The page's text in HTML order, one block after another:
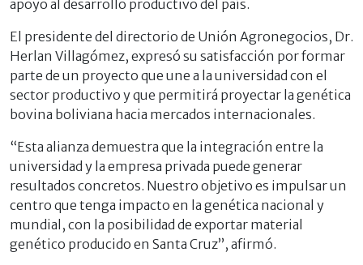
apoyo al desarrollo productivo del país.
El presidente del directorio de Unión Agronegocios, Dr.
Herlan Villagómez, expresó su satisfacción por formar
parte de un proyecto que une a la universidad con el
sector productivo y que permitirá proyectar la genética
bovina boliviana hacia mercados internacionales.
“Esta alianza demuestra que la integración entre la
universidad y la empresa privada puede generar
resultados concretos. Nuestro objetivo es impulsar un
centro que tenga impacto en la genética nacional y
mundial, con la posibilidad de exportar material
genético producido en Santa Cruz”, afirmó.